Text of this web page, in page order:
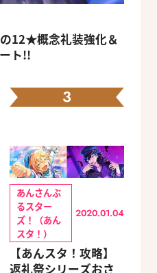
の12★概念礼装強化＆
ト!!
3
あんさんぶ
るスター
ズ！（あん
スタ！）
2020.01.04
【あんスタ！攻略】
返礼祭シリーズおさ